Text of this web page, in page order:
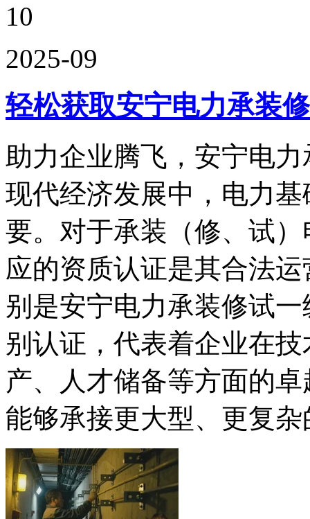
10
2025-09
轻松获取安宁电力承装
助力企业腾飞，安宁电
现代经济发展中，电力
要。对于承装（修、试
应的资质认证是其合法
别是安宁电力承装修试
别认证，代表着企业在
产、人才储备等方面的
能够承接更大型、更复